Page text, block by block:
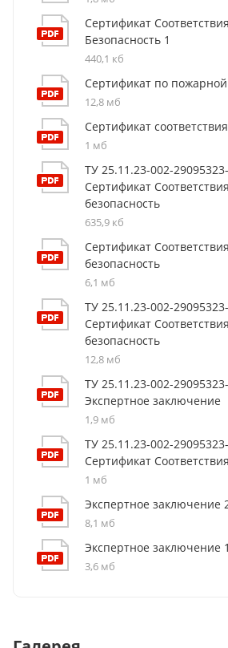
Сертификат
Безопасность 1
440,1 кб
Сертификат по пожарной
12,8 мб
Сертификат
1 мб
ТУ 25.11.23-002-
Сертификат
безопасность
635,9 кб
Сертификат
безопасность
6,1 мб
ТУ 25.11.23-002-
Сертификат
безопасность
12,8 мб
ТУ 25.11.23-002-
Экспертное заключение
1,9 мб
ТУ 25.11.23-002-
Сертификат Соответствия
1 мб
Экспертное заключение
8,1 мб
Экспертное заключение 1
3,6 мб